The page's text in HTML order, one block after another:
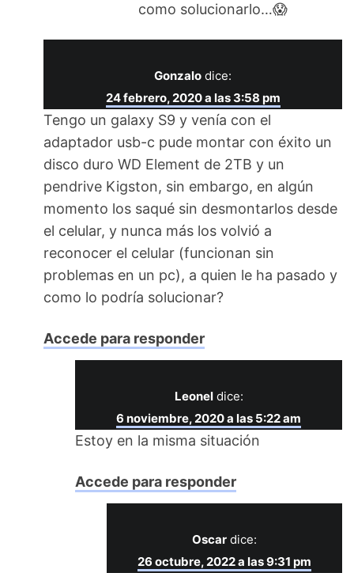
como solucionarlo…😱
Gonzalo dice:
24 febrero, 2020 a las 3:58 pm
Tengo un galaxy S9 y venía con el
adaptador usb-c pude montar con éxito un
disco duro WD Element de 2TB y un
pendrive Kigston, sin embargo, en algún
momento los saqué sin desmontarlos desde
el celular, y nunca más los volvió a
reconocer el celular (funcionan sin
problemas en un pc), a quien le ha pasado y
como lo podría solucionar?
Accede para responder
Leonel dice:
6 noviembre, 2020 a las 5:22 am
Estoy en la misma situación
Accede para responder
Oscar dice:
26 octubre, 2022 a las 9:31 pm